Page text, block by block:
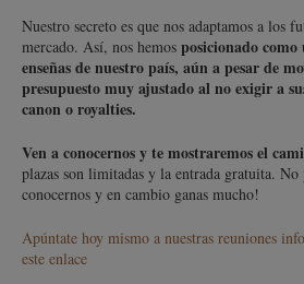
Nuestro secreto es que nos adaptamos a los
mercado. Así, nos hemos posicionado como
enseñas de nuestro país, aún a pesar de
presupuesto muy ajustado al no exigir a
canon o royalties.
Ven a conocernos y te mostraremos el
plazas son limitadas y la entrada gratuita.
conocernos y en cambio ganas mucho!
Apúntate hoy mismo a nuestras reuniones
este enlace